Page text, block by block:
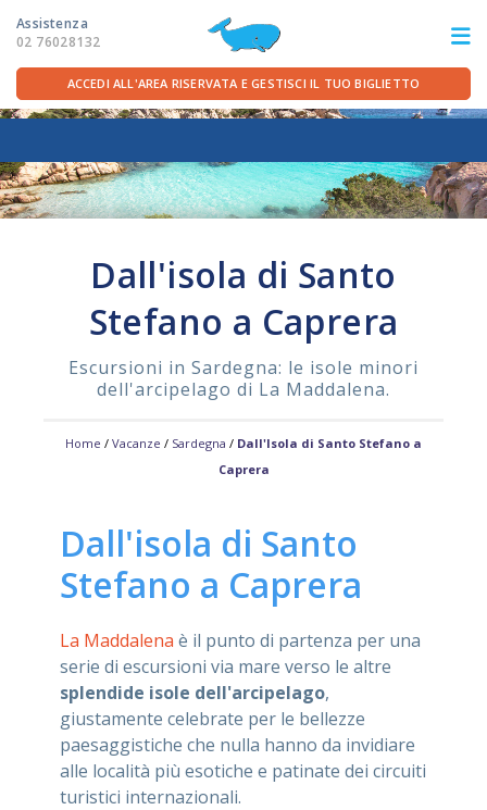
Assistenza
02 76028132
ITA FRA DEU ENG
LE ROTTE
OFFERTE TRAGHETTI
PER LA PARTENZA
SERVIZI A BORDO
ASSISTENZA
AssistenzaOnline
Assistenza 02 76028132
ACCEDI ALL'AREA RISERVATA E GESTISCI IL TUO BIGLIETTO
Dall'isola di Santo
Stefano a Caprera
Escursioni in Sardegna: le isole minori
dell'arcipelago di La Maddalena.
Home / Vacanze / Sardegna / Dall'Isola di Santo Stefano a
Caprera
Dall'isola di Santo
Stefano a Caprera
La Maddalena è il punto di partenza per una
serie di escursioni via mare verso le altre
splendide isole dell'arcipelago,
giustamente celebrate per le bellezze
paesaggistiche che nulla hanno da invidiare
alle località più esotiche e patinate dei circuiti
turistici internazionali.